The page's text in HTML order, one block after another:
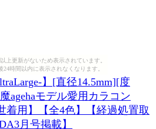
上更新がないため表示されています。
24時間以内に表示されなくなります。